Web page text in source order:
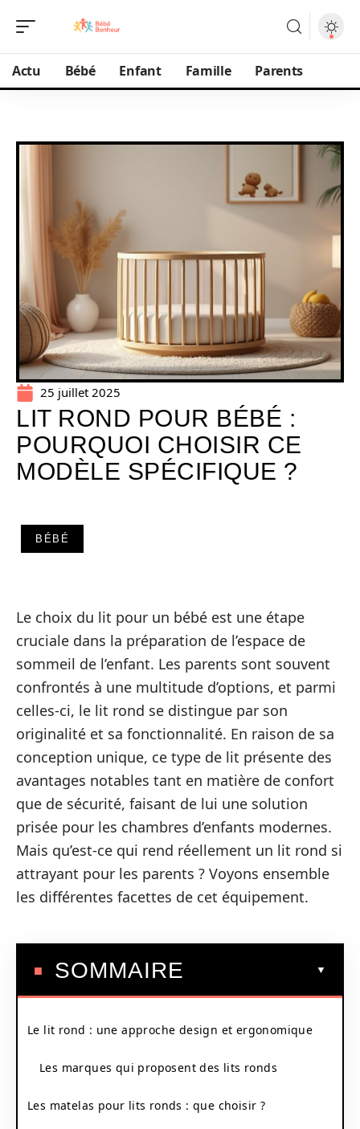
Actu Bébé Enfant Famille Parents
25 juillet 2025
LIT ROND POUR BÉBÉ :
POURQUOI CHOISIR CE
MODÈLE SPÉCIFIQUE ?
BÉBÉ
Le choix du lit pour un bébé est une étape
cruciale dans la préparation de l’espace de
sommeil de l’enfant. Les parents sont souvent
confrontés à une multitude d’options, et parmi
celles-ci, le lit rond se distingue par son
originalité et sa fonctionnalité. En raison de sa
conception unique, ce type de lit présente des
avantages notables tant en matière de confort
que de sécurité, faisant de lui une solution
prisée pour les chambres d’enfants modernes.
Mais qu’est-ce qui rend réellement un lit rond si
attrayant pour les parents ? Voyons ensemble
les différentes facettes de cet équipement.
SOMMAIRE
Le lit rond : une approche design et ergonomique
Les marques qui proposent des lits ronds
Les matelas pour lits ronds : que choisir ?